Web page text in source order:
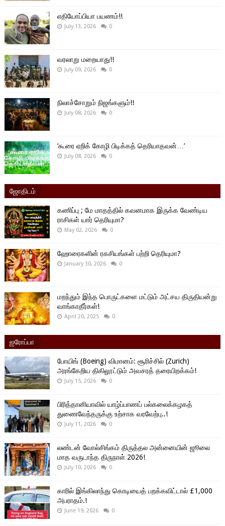
எதியோப்பியா பயணம்!!
July 13, 2026 0
வரலாறு மறையாது!!
July 09, 2026 0
நிலாச்சோறும் நிஜங்களும்!!
July 08, 2026 0
‘கூரை ஏறிக் கோழி பிடிக்கத் தெரியாதவன்…’
July 08, 2026 0
ஜோதிடம்
கணிப்பு ; மே மாதத்தில் கவனமாக இருக்க வேண்டிய
ராசிகள் யார் தெரியுமா?
May 02, 2026 0
ஹோரைகளின் ரகசியங்கள் பற்றி தெரியுமா?
January 30, 2026 0
மறந்தும் இந்த பொருட்களை மட்டும் அட்சய திருதியன்று
வாங்காதீர்கள்!
April 20, 2025 0
ஐரோப்பா
போயிங் (Boeing) விமானம்: சூரிச்சில் (Zurich)
அரங்கேறிய திகிலூட்டும் அவசரத் தரையிறக்கம்!
July 15, 2026 0
பிரித்தானியாவில் யாழ்ப்பாணப் பல்கலைக்கழகத்
துணைவேந்தருக்கு உற்சாக வரவேற்பு..!
July 11, 2026 0
லண்டன் வோல்சிங்கம் திருத்தல அன்னையின் ஜூலை
மாத வருடாந்த திருநாள் 2026!
July 10, 2026 0
காரில் இங்கிலாந்து கொடியைத் பறக்கவிட்டால் £1,000
அபராதம்.!
June 19, 2026 0